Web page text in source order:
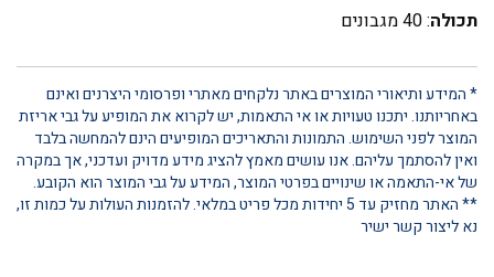
תכולה: 40 מגבונים
* המידע ותיאורי המוצרים באתר נלקחים מאתרי ופרסומי היצרנים ואינם
באחריותנו. יתכנו טעויות או אי התאמות, יש לקרוא את המופיע על גבי אריזת
המוצר לפני השימוש. התמונות והתאריכים המופיעים הינם להמחשה בלבד
ואין להסתמך עליהם. אנו עושים מאמץ להציג מידע מדויק ועדכני, אך במקרה
של אי-התאמה או שינויים בפרטי המוצר, המידע על גבי המוצר הוא הקובע.
** האתר מחזיק עד 5 יחידות מכל פריט במלאי. להזמנות העולות על כמות זו,
נא ליצור קשר ישיר